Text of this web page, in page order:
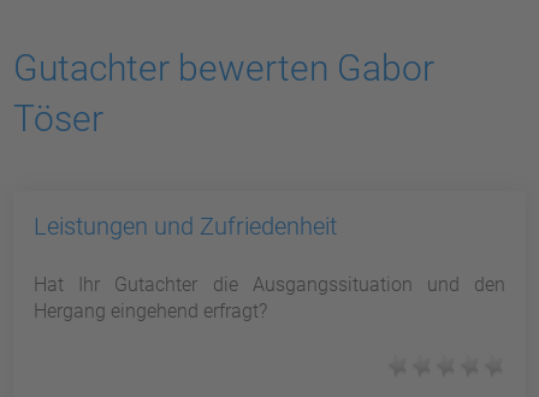
Gutachter bewerten Gabor
Töser
Leistungen und Zufriedenheit
Hat Ihr Gutachter die Ausgangssituation und den
Hergang eingehend erfragt?